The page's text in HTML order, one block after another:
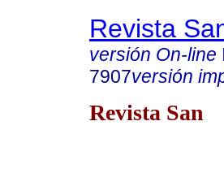
Revista
versión On-line
7907versión
Revista San